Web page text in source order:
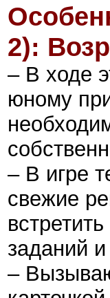
2):
– В ходе
юному
– В игре
свежие
заданий
–